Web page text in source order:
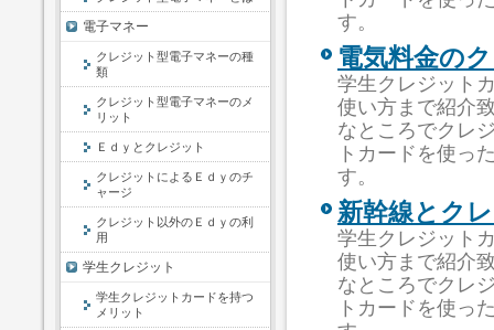
す。
電気料金の
学生クレジット
使い方まで紹介
なところでクレ
トカードを使っ
す。
新幹線とク
学生クレジット
使い方まで紹介
なところでクレ
トカードを使っ
電子マネー
クレジット型電子マネーの種
類
クレジット型電子マネーのメ
リット
Ｅｄｙとクレジット
クレジットによるＥｄｙのチ
ャージ
クレジット以外のＥｄｙの利
用
学生クレジット
学生クレジットカードを持つ
メリット